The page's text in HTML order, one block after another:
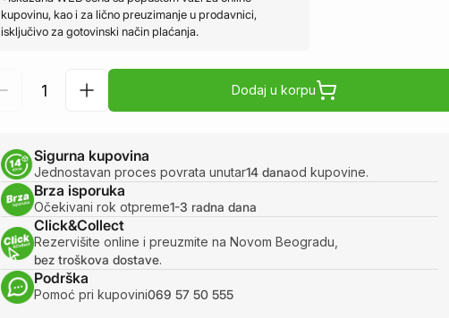
kupovinu, kao i za lično preuzimanje u prodavnici,
isključivo za gotovinski način plaćanja.
Dodaj u korpu
Sigurna kupovina
Jednostavan proces povrata unutar14 danaod kupovine.
Brza isporuka
Očekivani rok otpreme1-3 radna dana
Click&Collect
Rezervišite online i preuzmite na Novom Beogradu,
bez troškova dostave.
Podrška
Pomoć pri kupovini069 57 50 555